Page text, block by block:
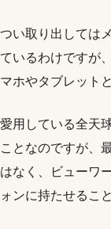
つい取り出しては
ているわけですが
マホやタブレット
愛用している全天
ことなのですが、
はなく、ビューワ
ォンに持たせるこ